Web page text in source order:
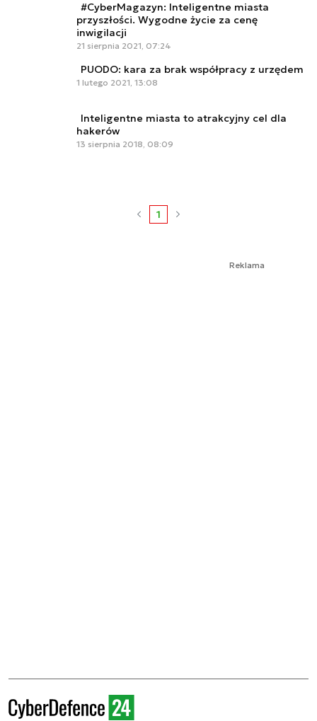
#CyberMagazyn: Inteligentne miasta
przyszłości. Wygodne życie za cenę
inwigilacji
21 sierpnia 2021, 07:24
PUODO: kara za brak współpracy z urzędem
1 lutego 2021, 13:08
Inteligentne miasta to atrakcyjny cel dla
hakerów
13 sierpnia 2018, 08:09
1
Reklama